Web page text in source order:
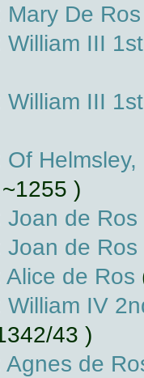
Mary De Ros
William III
William III
Of
)
Joan de Ros
Joan de Ros
Alice de Ros
William IV
43 )
Agnes de